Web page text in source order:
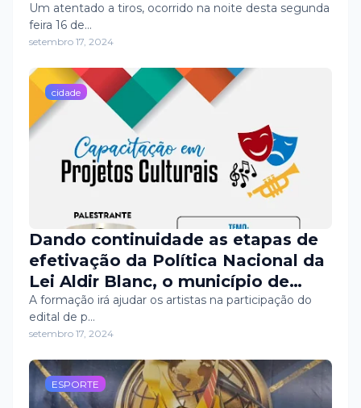
Um atentado a tiros, ocorrido na noite desta segunda
feira 16 de…
setembro 17, 2024
cidade
Dando continuidade as etapas de
efetivação da Política Nacional da
Lei Aldir Blanc, o município de
Apodi irá ofertar, na próxima
sexta-feira (20), uma capacitação
para artistas e fazedores de cultura
sobre a elaboração de projetos
culturais.
A formação irá ajudar os artistas na participação do
edital de p…
setembro 17, 2024
ESPORTE